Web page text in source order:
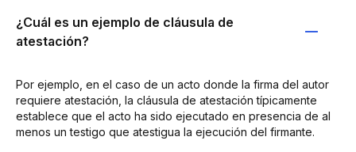
¿Cuál es un ejemplo de cláusula de
atestación?
Por ejemplo, en el caso de un acto donde la firma del autor
requiere atestación, la cláusula de atestación típicamente
establece que el acto ha sido ejecutado en presencia de al
menos un testigo que atestigua la ejecución del firmante.